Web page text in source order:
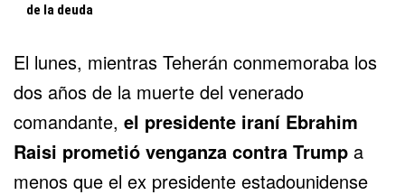
de la deuda
El lunes, mientras Teherán conmemoraba los
dos años de la muerte del venerado
comandante, el presidente iraní Ebrahim
Raisi prometió venganza contra Trump a
menos que el ex presidente estadounidense